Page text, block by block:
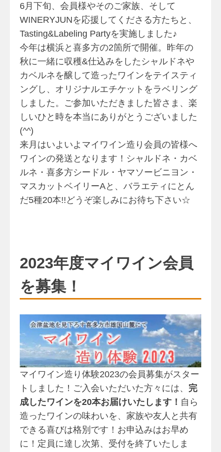
6月下旬、会員様やそのご家族、そして
WINERYJUNを応援してくださる方たちと、
Tasting&Labeling Partyを実施しました♪
今年は横浜と喜多方の2箇所で開催。昨年の
秋に一緒に収穫&仕込みをしたシャルドネや
カベルネを醸して造ったワインをテイスティ
ングし、オリジナルエチケットをラベリング
しました。ご参加いただきました皆さま、楽
しいひと時を本当にありがとうございました
(^^)
来月はいよいよマイワイン造り会員の皆様へ
ワインの発送となります！シャルドネ・カベ
ルネ・喜多方シードル・ヤマソービニヨン・
マスカットベイリーAと、バラエティにとん
だ5種20本!!どうぞ楽しみにお待ち下さい☆
2023年度マイワイン会員
を募集！
マイワイン造り体験2023の会員募集がスター
トしました！ご入会いただいた方々には、 完
成したワインを20本お届けいたします！ 自ら
造ったワインの味わいを、家族や友人と共有
できる喜びは格別です！お申込みはお早め
に！定員に達し次第、受付を終了いたしま